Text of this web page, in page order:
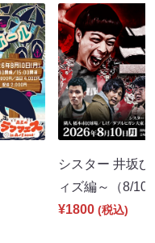
シスター 井坂
ィズ編～（8/
¥1800 (税込)